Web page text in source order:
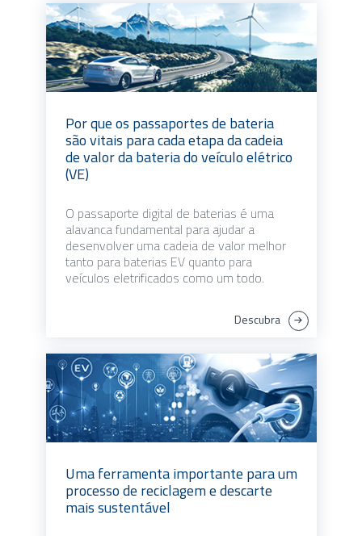
Por que os passaportes de bateria
são vitais para cada etapa da cadeia
de valor da bateria do veículo elétrico
(VE)
O passaporte digital de baterias é uma
alavanca fundamental para ajudar a
desenvolver uma cadeia de valor melhor
tanto para baterias EV quanto para
veículos eletrificados como um todo.
Descubra
Uma ferramenta importante para um
processo de reciclagem e descarte
mais sustentável